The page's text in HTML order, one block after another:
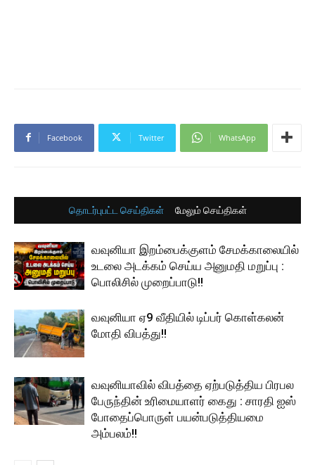
Facebook Twitter WhatsApp
தொடர்புபட்ட செய்திகள் மேலும் செய்திகள்
வவுனியா இறம்பைக்குளம் சேமக்காலையில்
உடலை அடக்கம் செய்ய அனுமதி மறுப்பு :
பொலிசில் முறைப்பாடு!!
வவுனியா ஏ9 வீதியில் டிப்பர் கொள்கலன்
மோதி விபத்து!!
வவுனியாவில் விபத்தை ஏற்படுத்திய பிரபல
பேருந்தின் உரிமையாளர் கைது : சாரதி ஐஸ்
போதைப்பொருள் பயன்படுத்தியமை
அம்பலம்!!